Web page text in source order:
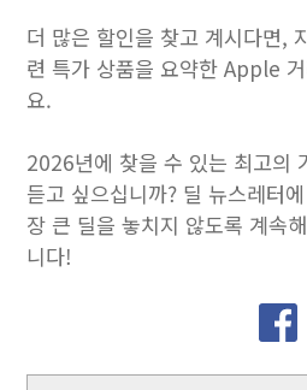
더 많은 할인을 찾고 계시다면,
련 특가 상품을 요약한 Apple
요.
2026년에 찾을 수 있는 최고의
듣고 싶으십니까? 딜 뉴스레터
장 큰 딜을 놓치지 않도록 계속
니다!